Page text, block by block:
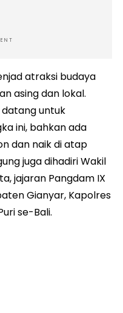
atraksi budaya
asing dan lokal.
untuk
ini, bahkan ada
dan naik di atap
juga dihadiri Wakil
jajaran Pangdam IX
Gianyar, Kapolres
se-Bali.